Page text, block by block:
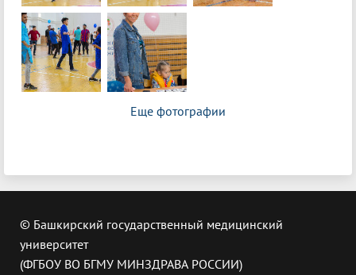
Еще фотографии
© Башкирский государственный медицинский
университет
(ФГБОУ ВО БГМУ МИНЗДРАВА РОССИИ)